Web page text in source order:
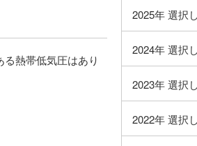
熱帯低気圧はあり
2025年選択
2024年選択
2023年選択
2022年選択